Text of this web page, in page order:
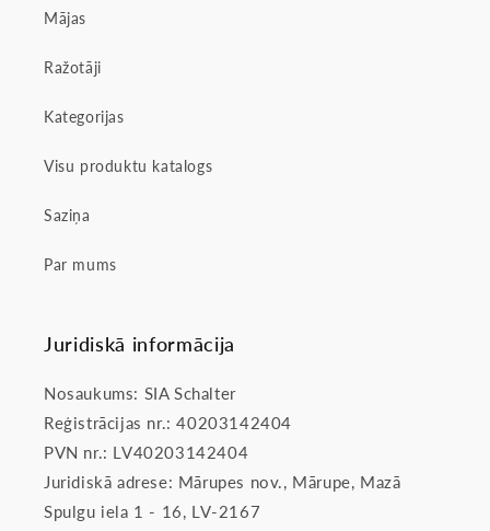
Mājas
Ražotāji
Kategorijas
Visu produktu katalogs
Saziņa
Par mums
Juridiskā informācija
Nosaukums: SIA Schalter
Reģistrācijas nr.: 40203142404
PVN nr.: LV40203142404
Juridiskā adrese: Mārupes nov., Mārupe, Mazā
Spulgu iela 1 - 16, LV-2167